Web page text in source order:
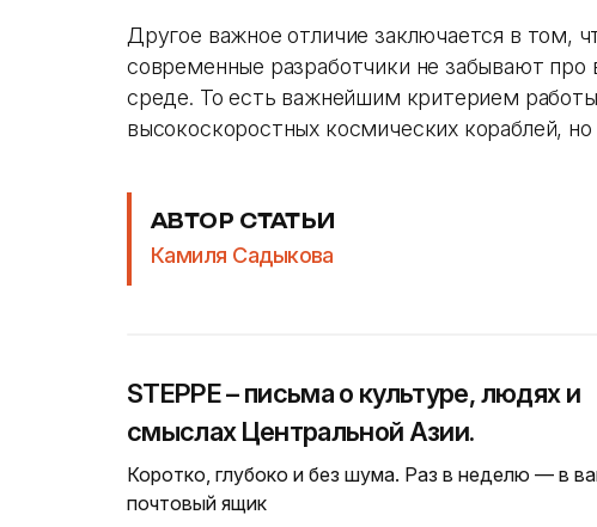
Другое важное отличие заключается в том,
современные разработчики не забывают
среде. То есть важнейшим критерием работы
высокоскоростных космических кораблей, но
АВТОР СТАТЬИ
Камиля Садыкова
STEPPE – письма о культуре, людях и
смыслах Центральной Азии.
Коротко, глубоко и без шума. Раз в неделю — в
почтовый ящик